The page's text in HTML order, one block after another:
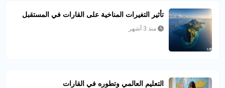
تأثير التغيرات المناخية على القارات في المستقبل
منذ 3 أشهر
التعليم العالمي وتطوره في القارات